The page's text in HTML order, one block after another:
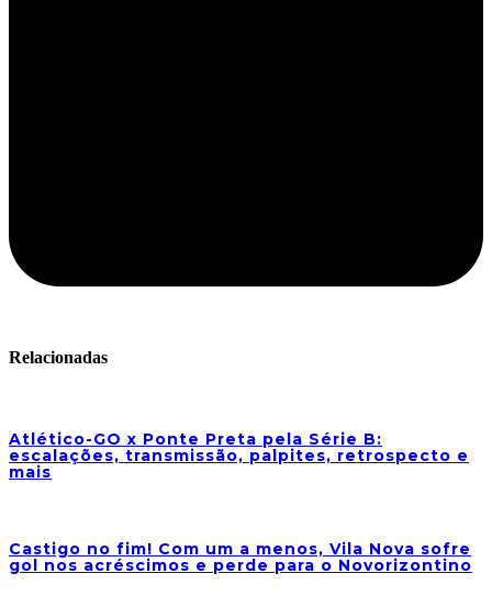
Relacionadas
Atlético-GO x Ponte Preta pela Série B:
escalações, transmissão, palpites, retrospecto e
mais
Castigo no fim! Com um a menos, Vila Nova sofre
gol nos acréscimos e perde para o Novorizontino